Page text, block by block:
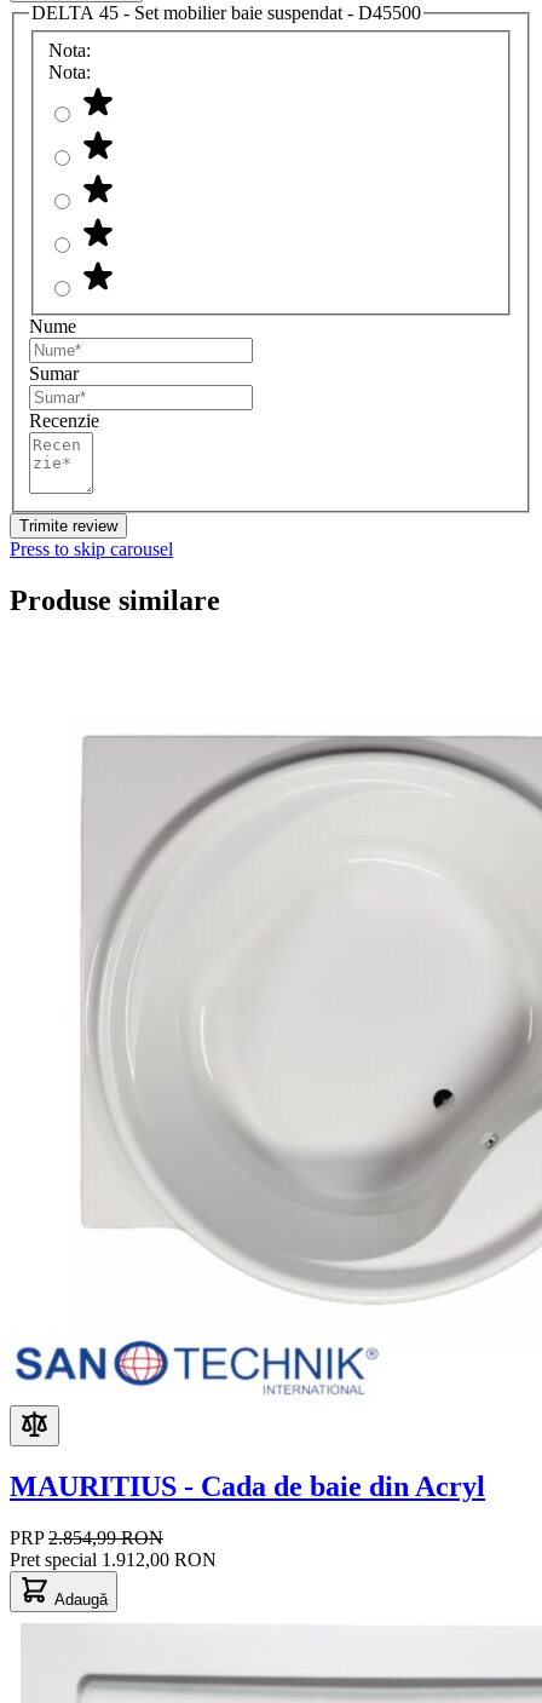
DELTA 45 - Set mobilier baie suspendat - D45500
Nota:
Nota:
Nume
Sumar
Recenzie
Trimite review
Press to skip carousel
Produse similare
MAURITIUS - Cada de baie din Acryl
PRP 2.854,99 RON
Pret special 1.912,00 RON
Adaugă